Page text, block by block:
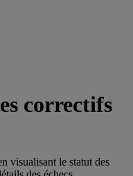
correctifs
visualisant le statut des